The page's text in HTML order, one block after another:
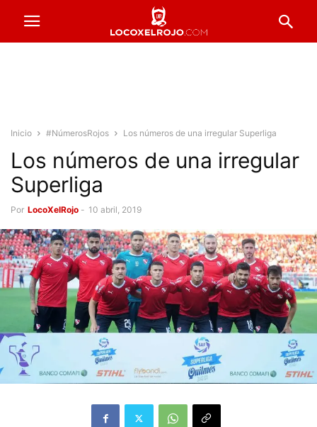
Inicio #NúmerosRojos Los números de una irregular Superliga
Los números de una irregular
Superliga
Por LocoXelRojo - 10 abril, 2019